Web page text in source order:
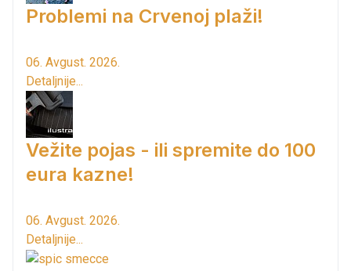
Problemi na Crvenoj plaži!
06. Avgust. 2026.
Detaljnije...
Vežite pojas - ili spremite do 100
eura kazne!
06. Avgust. 2026.
Detaljnije...